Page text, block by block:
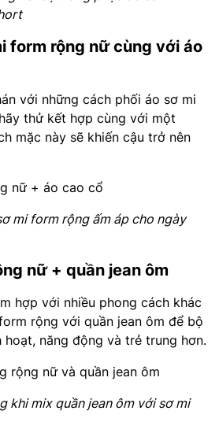
form rộng nữ cùng với áo
với những cách phối áo sơ mi
thử kết hợp cùng với một
mặc này sẽ khiến cậu trở nên
mi form rộng ấm áp cho ngày
nữ + quần jean ôm
hợp với nhiều phong cách khác
rộng với quần jean ôm để bộ
năng động và trẻ trung hơn.
khi mix quần jean ôm với sơ mi